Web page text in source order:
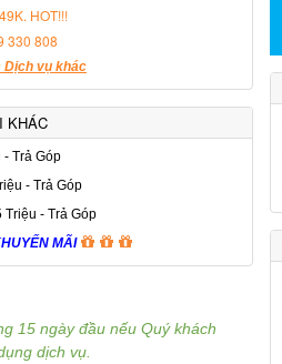
HOT!!!
330 808
Dịch vụ khác
KHÁC
Trả Góp
- Trả Góp
Triệu - Trả Góp
MÃI
15 ngày đầu nếu Quý khách
dịch vụ.